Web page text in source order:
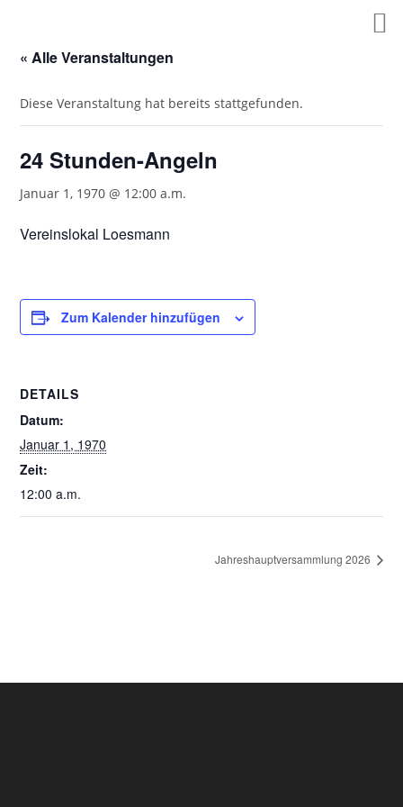
springen
« Alle Veranstaltungen
Diese Veranstaltung hat bereits stattgefunden.
24 Stunden-Angeln
Januar 1, 1970 @ 12:00 a.m.
Vereinslokal Loesmann
Zum Kalender hinzufügen
DETAILS
Datum:
Januar 1, 1970
Zeit:
12:00 a.m.
Jahreshauptversammlung 2026